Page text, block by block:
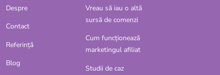
Despre
Contact
Referinţă
Blog
Vreau să iau o altă
sursă de comenzi
Cum funcționează
marketingul afiliat
Studii de caz